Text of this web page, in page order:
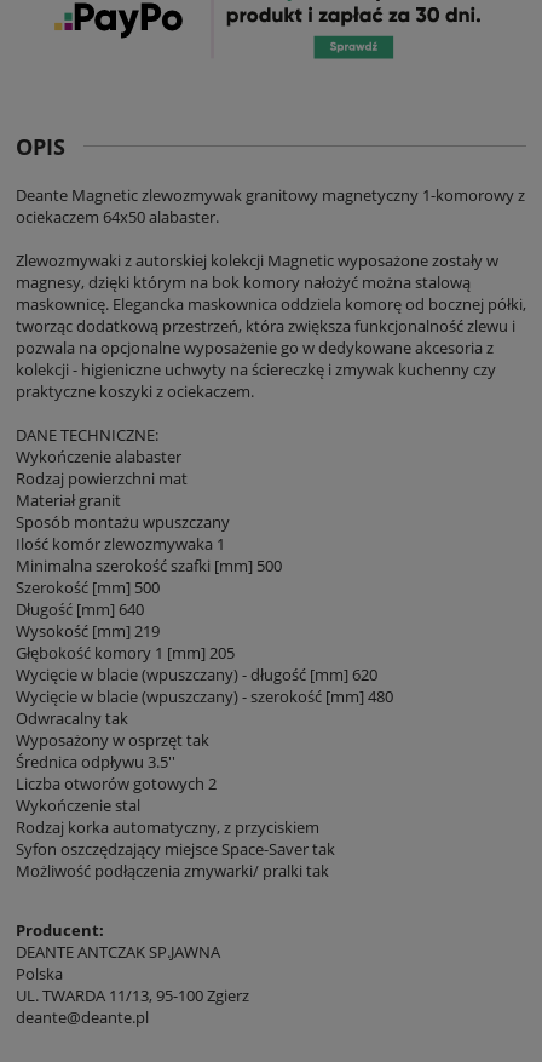
OPIS
Deante Magnetic zlewozmywak granitowy magnetyczny 1-komorowy z
ociekaczem 64x50 alabaster.
Zlewozmywaki z autorskiej kolekcji Magnetic wyposażone zostały w
magnesy, dzięki którym na bok komory nałożyć można stalową
maskownicę. Elegancka maskownica oddziela komorę od bocznej półki,
tworząc dodatkową przestrzeń, która zwiększa funkcjonalność zlewu i
pozwala na opcjonalne wyposażenie go w dedykowane akcesoria z
kolekcji - higieniczne uchwyty na ściereczkę i zmywak kuchenny czy
praktyczne koszyki z ociekaczem.
DANE TECHNICZNE:
Wykończenie alabaster
Rodzaj powierzchni mat
Materiał granit
Sposób montażu wpuszczany
Ilość komór zlewozmywaka 1
Minimalna szerokość szafki [mm] 500
Szerokość [mm] 500
Długość [mm] 640
Wysokość [mm] 219
Głębokość komory 1 [mm] 205
Wycięcie w blacie (wpuszczany) - długość [mm] 620
Wycięcie w blacie (wpuszczany) - szerokość [mm] 480
Odwracalny tak
Wyposażony w osprzęt tak
Średnica odpływu 3.5''
Liczba otworów gotowych 2
Wykończenie stal
Rodzaj korka automatyczny, z przyciskiem
Syfon oszczędzający miejsce Space-Saver tak
Możliwość podłączenia zmywarki/ pralki tak
Producent:
DEANTE ANTCZAK SP.JAWNA
Polska
UL. TWARDA 11/13, 95-100 Zgierz
deante@deante.pl